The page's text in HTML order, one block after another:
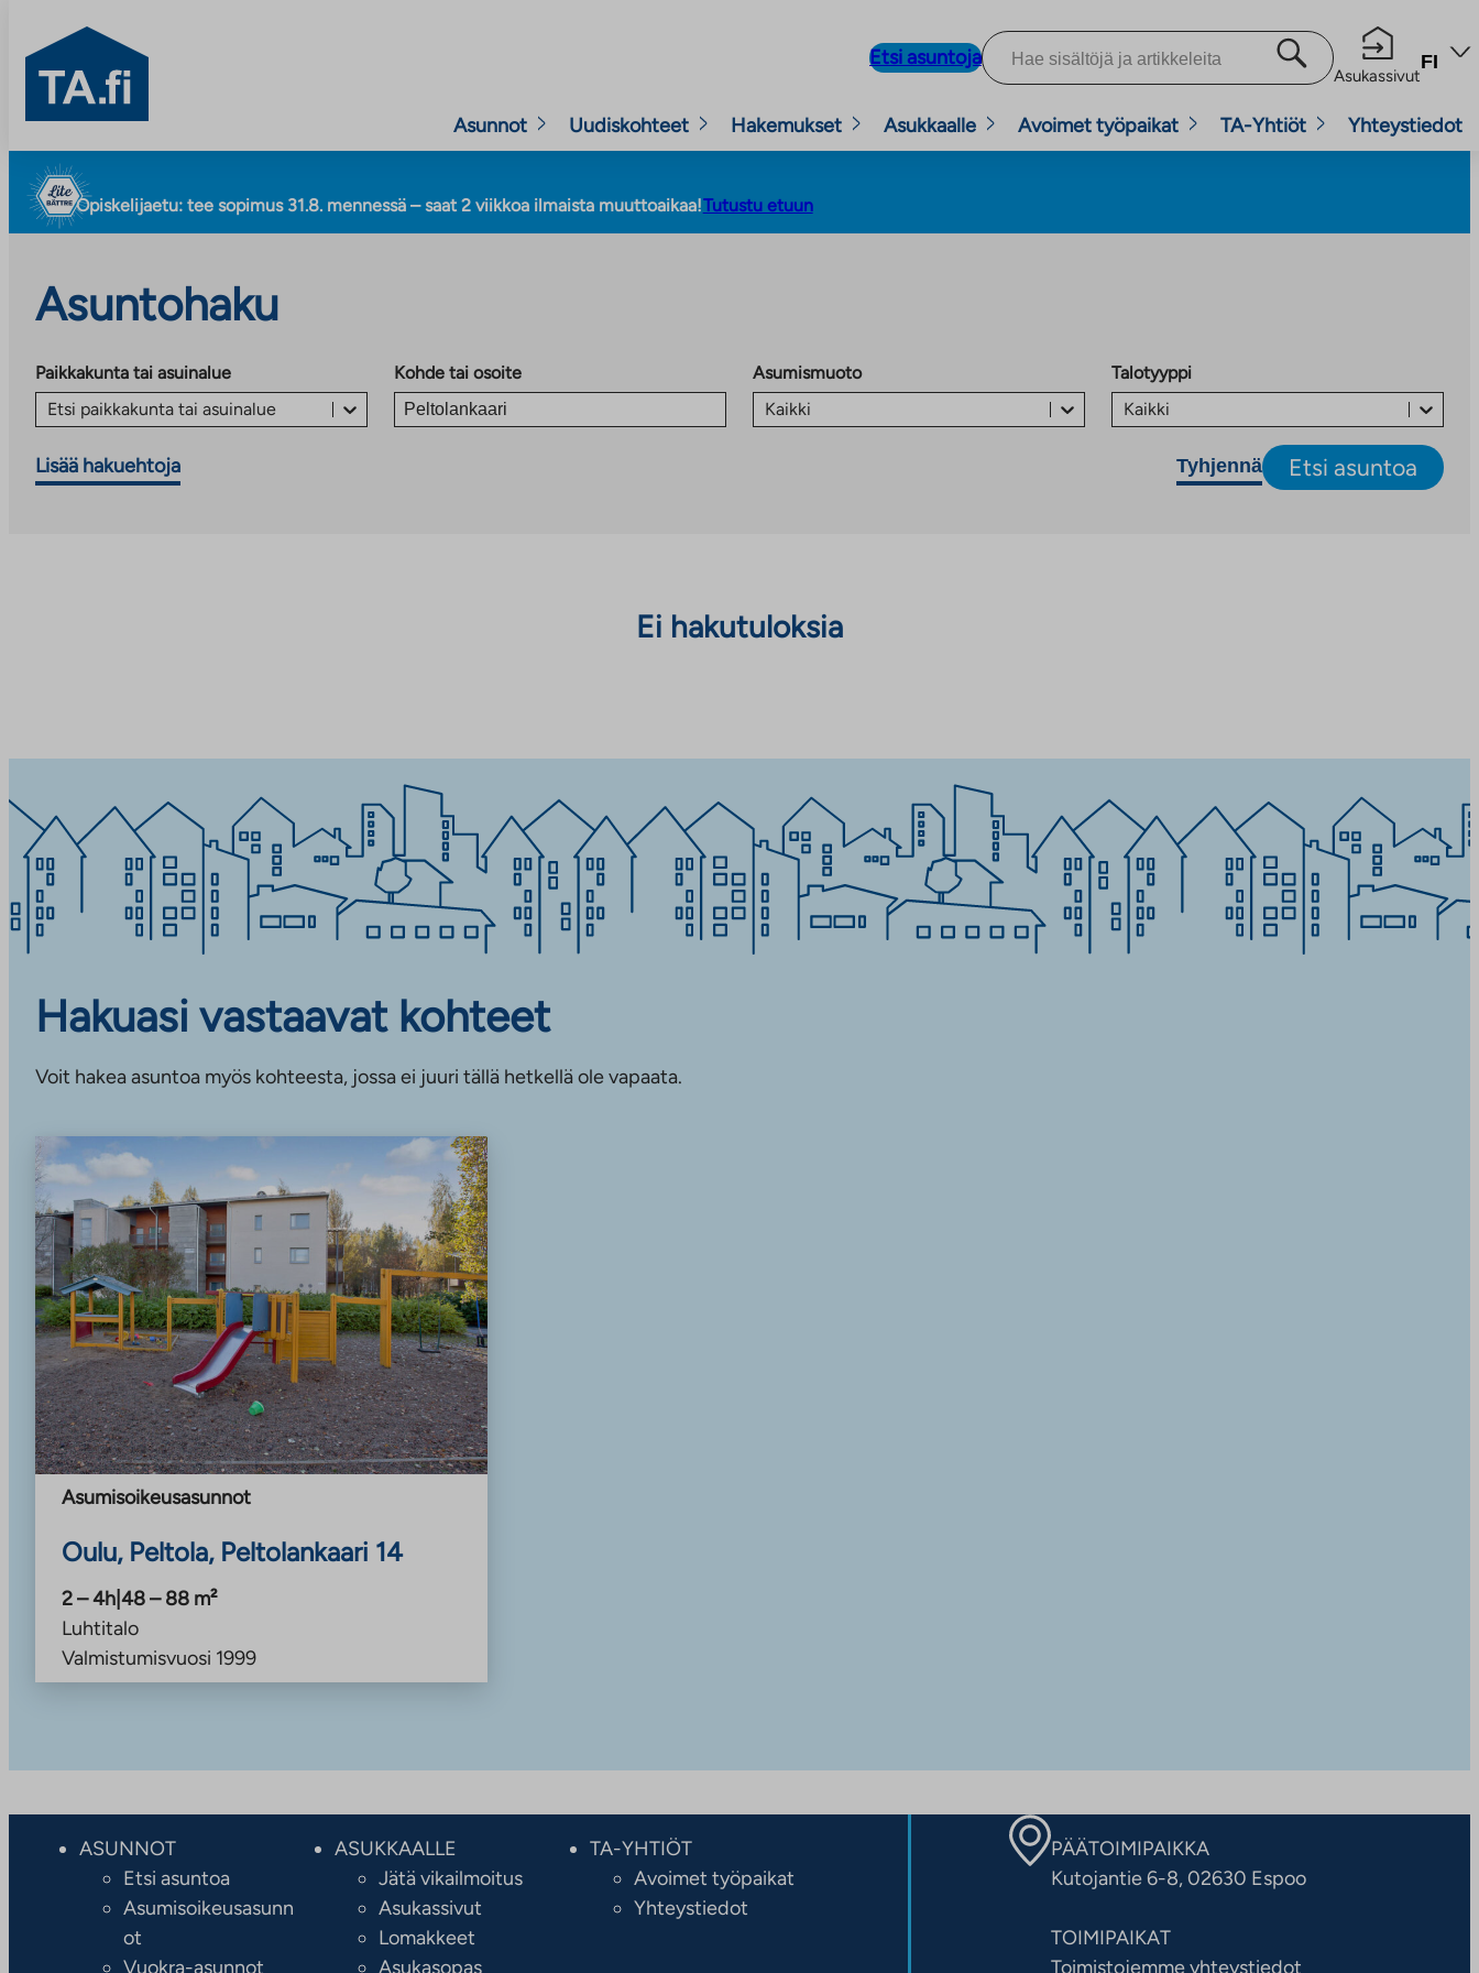
Siirry
sisältöön
TA.fi
Etsi asuntoja
Asukassivut
FI
Asunnot Uudiskohteet Hakemukset Asukkaalle Avoimet työpaikat TA-Yhtiöt Yhteystiedot
Opiskelijaetu: tee sopimus 31.8. mennessä – saat 2 viikkoa ilmaista muuttoaikaa!Tutustu etuun
Asuntohaku
Paikkakunta tai asuinalue
Etsi paikkakunta tai asuinalue
Kohde tai osoite
Asumismuoto
Kaikki
Talotyyppi
Kaikki
Lisää hakuehtoja Tyhjennä Etsi asuntoa
Ei hakutuloksia
Hakuasi vastaavat kohteet
Voit hakea asuntoa myös kohteesta, jossa ei juuri tällä hetkellä ole vapaata.
Asumisoikeusasunnot
Oulu, Peltola, Peltolankaari 14
2 – 4h 48 – 88 m²
Luhtitalo
Valmistumisvuosi 1999
ASUNNOT
Etsi asuntoa
Asumisoikeusasunn
ot
Vuokra-asunnot
ASUKKAALLE
Jätä vikailmoitus
Asukassivut
Lomakkeet
Asukasopas
TA-YHTIÖT
Avoimet työpaikat
Yhteystiedot
PÄÄTOIMIPAIKKA
Kutojantie 6-8, 02630 Espoo
TOIMIPAIKAT
Toimistojemme yhteystiedot